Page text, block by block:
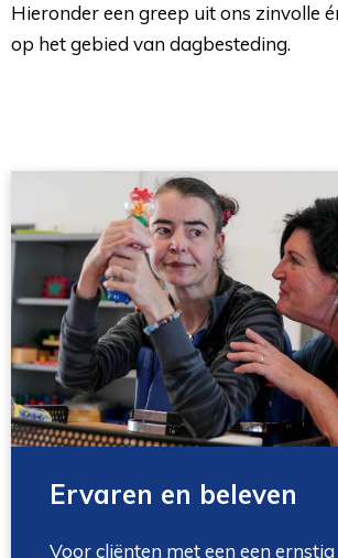
Hieronder een greep uit ons zinvolle
op het gebied van dagbesteding.
Ervaren en beleven
Voor cliënten met een een ernstig